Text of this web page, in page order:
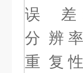
误 差
分 辨
重 复